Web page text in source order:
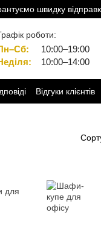
швидку
роботи:
10:00–19:00
10:00–14:00
Відгуки клієнтів